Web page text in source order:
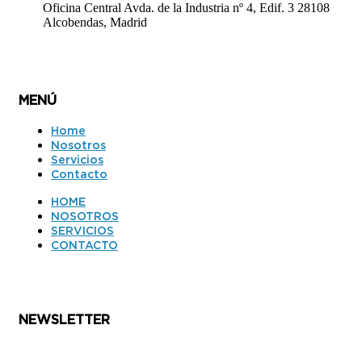
Oficina Central Avda. de la Industria nº 4, Edif. 3 28108
Alcobendas, Madrid
MENÚ
Home
Nosotros
Servicios
Contacto
HOME
NOSOTROS
SERVICIOS
CONTACTO
NEWSLETTER